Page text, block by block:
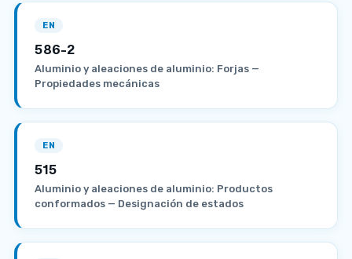
EN
586-2
Aluminio y aleaciones de aluminio: Forjas —
Propiedades mecánicas
EN
515
Aluminio y aleaciones de aluminio: Productos
conformados — Designación de estados